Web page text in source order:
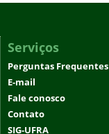
Serviços
Perguntas Frequentes
E-mail
Fale conosco
Contato
SIG-UFRA